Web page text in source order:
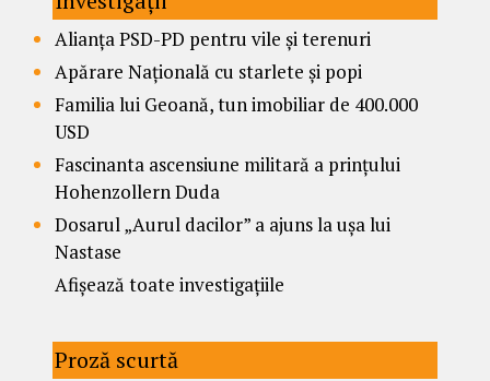
Alianța PSD-PD pentru vile și terenuri
Apărare Națională cu starlete și popi
Familia lui Geoană, tun imobiliar de 400.000
USD
Fascinanta ascensiune militară a prințului
Hohenzollern Duda
Dosarul „Aurul dacilor” a ajuns la ușa lui
Nastase
Afișează toate investigațiile
Proză scurtă